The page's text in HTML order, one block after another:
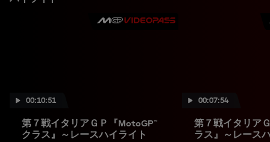
00:10:51
第７戦イタリアＧＰ『MotoGP™
クラス』～レースハイライト
00:07:54
第７戦イタリア
ラス』～レース